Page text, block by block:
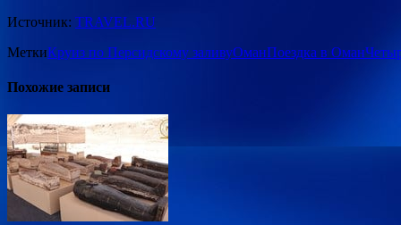
Источник: TRAVEL.RU
МеткиКруиз по Персидскому заливуОманПоездка в Оман
Похожие записи